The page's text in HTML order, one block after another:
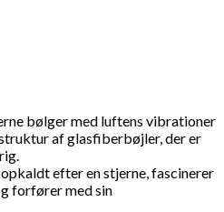
bølger med luftens vibrationer
af glasfiberbøjler, der er
efter en stjerne, fascinerer
forfører med sin